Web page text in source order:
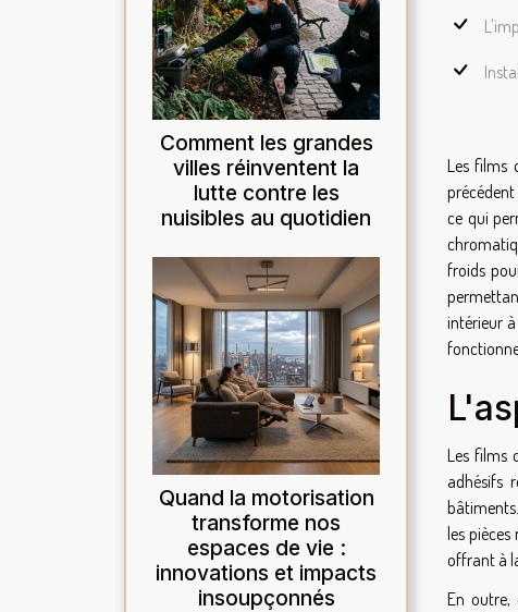
Comment les grandes
villes réinventent la
lutte contre les
nuisibles au quotidien
Quand la motorisation
transforme nos
espaces de vie :
innovations et impacts
insoupçonnés
Les films
ce qui
froids
intérieur
Les films
adhésifs
les
offrant à
En outre,